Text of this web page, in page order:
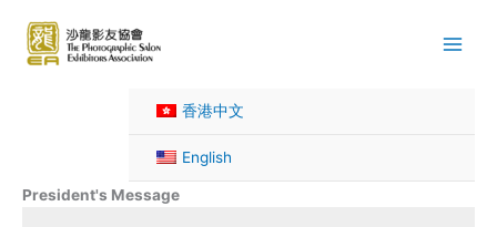
content
香港中文
English
President's Message